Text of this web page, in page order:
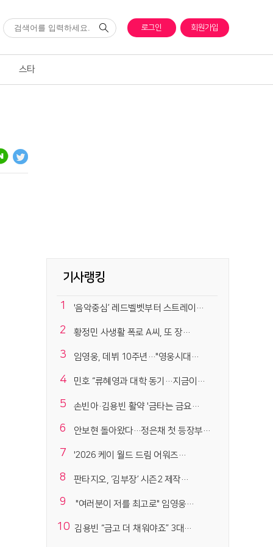
로그인 회원가입
스타
기사랭킹
1 '음악중심’ 레드벨벳부터 스트레이…
2 황정민 사생활 폭로 A씨, 또 장…
3 임영웅, 데뷔 10주년…"영웅시대…
4 민호 “류혜영과 대학 동기…지금이…
5 손빈아·김용빈 활약 '금타는 금요…
6 안보현 돌아왔다…정은채 첫 등장부…
7 '2026 케이 월드 드림 어워즈…
8 판타지오, ‘김부장’ 시즌2 제작…
9 "여러분이 저를 최고로" 임영웅…
10 김용빈 “금고 더 채워야죠” 3대…